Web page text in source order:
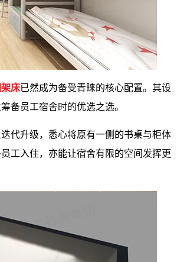
床已然成为备受青睐的核心配置。其设
备员工宿舍时的优选之选。
代升级，悉心将原有一侧的书桌与柜体
工入住，亦能让宿舍有限的空间发挥更